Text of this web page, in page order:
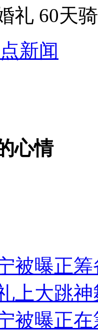
?
力深夜将其击毙
手拳打脚踢
60天骑
新闻
心情
被曝正
上大跳
被曝正